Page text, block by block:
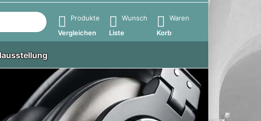
Sie die Eingabetaste, um alle Ergebnisse aufzurufen.
Produkte
Vergleichen
Wunsch
Liste
Waren
Korb